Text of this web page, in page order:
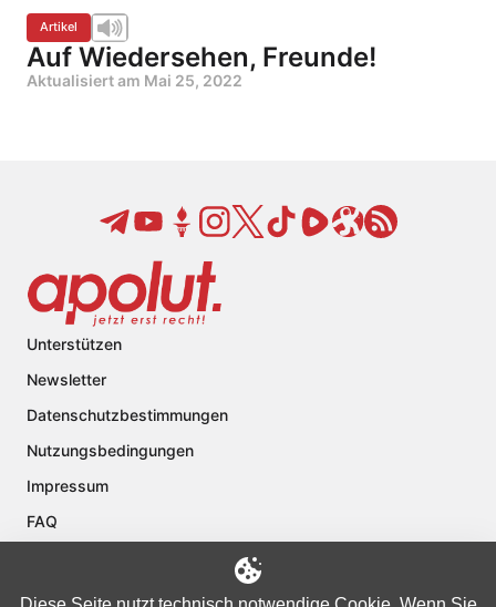
Artikel
Auf Wiedersehen, Freunde!
Aktualisiert am Mai 25, 2022
Unterstützen
Newsletter
Datenschutzbestimmungen
Nutzungsbedingungen
Impressum
FAQ